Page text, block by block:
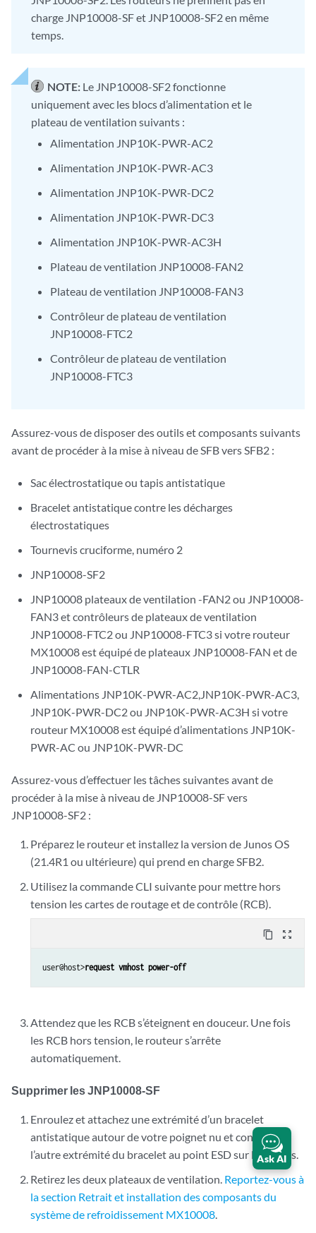
charge JNP10008-SF et JNP10008-SF2 en même
temps.
NOTE: Le JNP10008-SF2 fonctionne
uniquement avec les blocs d’alimentation et le
plateau de ventilation suivants :
Alimentation JNP10K-PWR-AC2
Alimentation JNP10K-PWR-AC3
Alimentation JNP10K-PWR-DC2
Alimentation JNP10K-PWR-DC3
Alimentation JNP10K-PWR-AC3H
Plateau de ventilation JNP10008-FAN2
Plateau de ventilation JNP10008-FAN3
Contrôleur de plateau de ventilation
JNP10008-FTC2
Contrôleur de plateau de ventilation
JNP10008-FTC3
Assurez-vous de disposer des outils et composants suivants
avant de procéder à la mise à niveau de SFB vers SFB2 :
Sac électrostatique ou tapis antistatique
Bracelet antistatique contre les décharges
électrostatiques
Tournevis cruciforme, numéro 2
JNP10008-SF2
JNP10008 plateaux de ventilation -FAN2 ou JNP10008-
FAN3 et contrôleurs de plateaux de ventilation
JNP10008-FTC2 ou JNP10008-FTC3 si votre routeur
MX10008 est équipé de plateaux JNP10008-FAN et de
JNP10008-FAN-CTLR
Alimentations JNP10K-PWR-AC2,JNP10K-PWR-AC3,
JNP10K-PWR-DC2 ou JNP10K-PWR-AC3H si votre
routeur MX10008 est équipé d’alimentations JNP10K-
PWR-AC ou JNP10K-PWR-DC
Assurez-vous d’effectuer les tâches suivantes avant de
procéder à la mise à niveau de JNP10008-SF vers
JNP10008-SF2 :
Préparez le routeur et installez la version de Junos OS
(21.4R1 ou ultérieure) qui prend en charge SFB2.
Utilisez la commande CLI suivante pour mettre hors
tension les cartes de routage et de contrôle (RCB).
content_copy zoom_out_map
user@host>request vmhost power-off
Attendez que les RCB s’éteignent en douceur. Une fois
les RCB hors tension, le routeur s’arrête
automatiquement.
Supprimer les JNP10008-SF
Enroulez et attachez une extrémité d’un bracelet
antistatique autour de votre poignet nu et connectez
l’autre extrémité du bracelet au point ESD sur le châssis.
Retirez les deux plateaux de ventilation. Reportez-vous à
la section Retrait et installation des composants du
système de refroidissement MX10008
Ask AI